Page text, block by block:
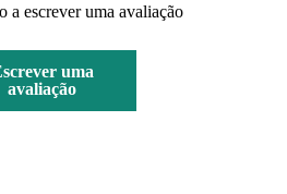
a escrever uma avaliação
uma
avaliação